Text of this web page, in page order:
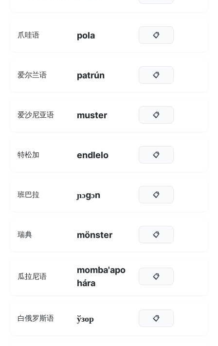
爪哇语 pola 📋
爱尔兰语 patrún 📋
爱沙尼亚语 muster 📋
特松加 endlelo 📋
班巴拉 ɲɔgɔn 📋
瑞典 mönster 📋
瓜拉尼语
momba'apo
hára
📋
白俄罗斯语 ўзор 📋